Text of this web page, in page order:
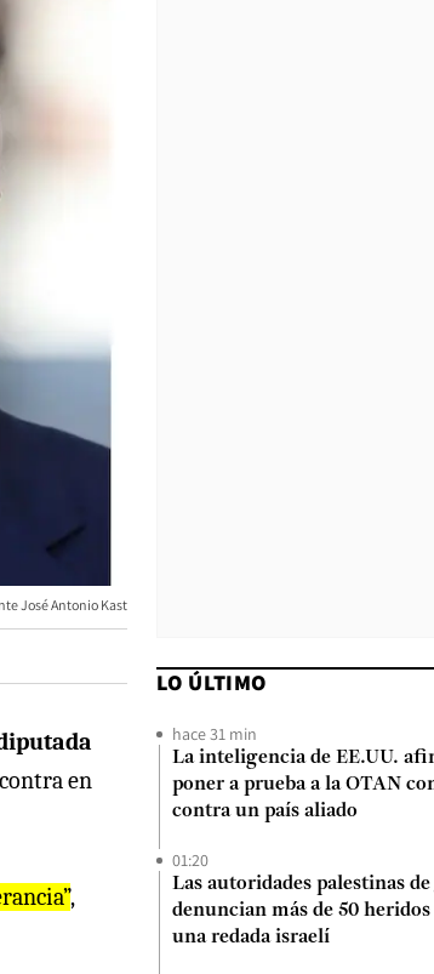
José Antonio Kast
en
,
LO ÚLTIMO
hace 31 min
La inteligencia de EE.UU.
poner a prueba a la OTAN
contra un país aliado
01:20
Las autoridades palestinas
denuncian más de 50
una redada israelí